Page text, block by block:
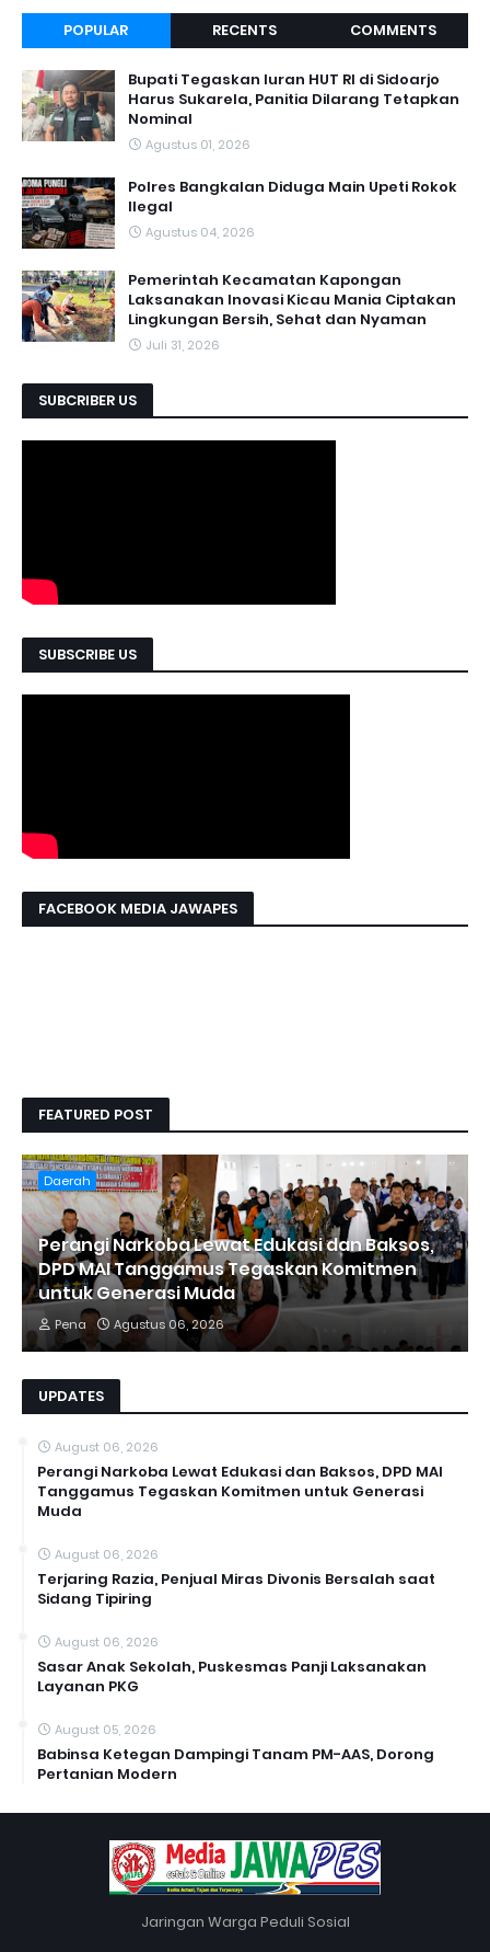
POPULAR RECENTS COMMENTS
Bupati Tegaskan Iuran HUT RI di Sidoarjo
Harus Sukarela, Panitia Dilarang Tetapkan
Nominal
Agustus 01, 2026
Polres Bangkalan Diduga Main Upeti Rokok
Ilegal
Agustus 04, 2026
Pemerintah Kecamatan Kapongan
Laksanakan Inovasi Kicau Mania Ciptakan
Lingkungan Bersih, Sehat dan Nyaman
Juli 31, 2026
SUBCRIBER US
SUBSCRIBE US
FACEBOOK MEDIA JAWAPES
FEATURED POST
Daerah
Perangi Narkoba Lewat Edukasi dan Baksos,
DPD MAI Tanggamus Tegaskan Komitmen
untuk Generasi Muda
Pena Agustus 06, 2026
UPDATES
August 06, 2026
Perangi Narkoba Lewat Edukasi dan Baksos, DPD MAI
Tanggamus Tegaskan Komitmen untuk Generasi
Muda
August 06, 2026
Terjaring Razia, Penjual Miras Divonis Bersalah saat
Sidang Tipiring
August 06, 2026
Sasar Anak Sekolah, Puskesmas Panji Laksanakan
Layanan PKG
August 05, 2026
Babinsa Ketegan Dampingi Tanam PM-AAS, Dorong
Pertanian Modern
Jaringan Warga Peduli Sosial